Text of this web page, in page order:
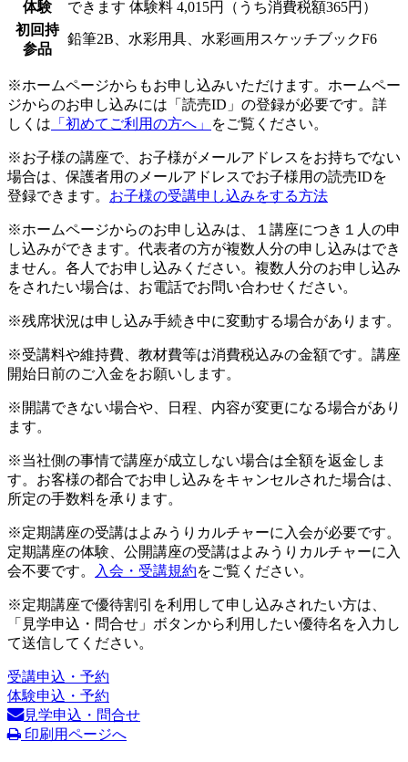
体験
できます 体験料 4,015円（うち消費税額365円）
初回持
参品
鉛筆2B、水彩用具、水彩画用スケッチブックF6
※ホームページからもお申し込みいただけます。ホームペー
ジからのお申し込みには「読売ID」の登録が必要です。詳
しくは 「初めてご利用の方へ」 をご覧ください。
※お子様の講座で、お子様がメールアドレスをお持ちでない
場合は、保護者用のメールアドレスでお子様用の読売IDを
登録できます。 お子様の受講申し込みをする方法
※ホームページからのお申し込みは、１講座につき１人の申
し込みができます。代表者の方が複数人分の申し込みはでき
ません。各人でお申し込みください。複数人分のお申し込み
をされたい場合は、お電話でお問い合わせください。
※残席状況は申し込み手続き中に変動する場合があります。
※受講料や維持費、教材費等は消費税込みの金額です。講座
開始日前のご入金をお願いします。
※開講できない場合や、日程、内容が変更になる場合があり
ます。
※当社側の事情で講座が成立しない場合は全額を返金しま
す。お客様の都合でお申し込みをキャンセルされた場合は、
所定の手数料を承ります。
※定期講座の受講はよみうりカルチャーに入会が必要です。
定期講座の体験、公開講座の受講はよみうりカルチャーに入
会不要です。
入会・受講規約をご覧ください。
※定期講座で優待割引を利用して申し込みされたい方は、
「見学申込・問合せ」ボタンから利用したい優待名を入力し
て送信してください。
受講申込・予約
体験申込・予約
見学申込・問合せ
印刷用ページへ